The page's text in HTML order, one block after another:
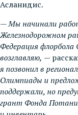
Асланидис.
—Мы начинали
Железнодорожном
Федерация флорбола
возглавляю, —
я позвонил в
Олимпиады и
поддержали, но
грант Фонда